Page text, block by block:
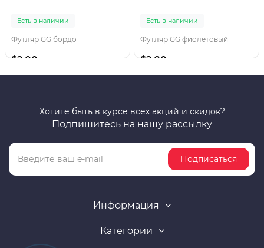
Есть в наличии
Футляр GG бордо
$2.00
Есть в наличии
Футляр GG фиолетовый
$2.00
Хотите быть в курсе всех акций и скидок?
Подпишитесь на нашу рассылку
Подписаться
Информация
Категории